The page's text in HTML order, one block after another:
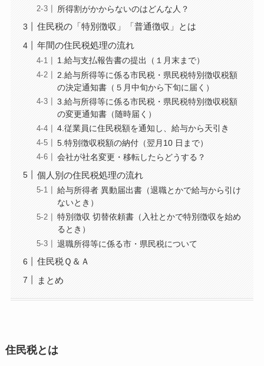
所得割がかからないのはどんな人？
住民税の「特別徴収」「普通徴収」とは
年間の住民税処理の流れ
1.給与支払報告書の提出（１月末まで）
2.給与所得等に係る市民税・県民税特別徴収税額
の決定通知書（５月中旬から下旬に届く）
3.給与所得等に係る市民税・県民税特別徴収税額
の変更通知書（随時届く）
4.従業員に住民税額を通知し、給与から天引き
5.特別徴収税額の納付（翌月10 日まで）
会社が社名変更・移転したらどうする？
個人別の住民税処理の流れ
給与所得者 異動届出書（退職とかで給与から引け
ないとき）
特別徴収 切替依頼書（入社とかで特別徴収を始め
るとき）
退職所得等に係る市・県民税について
住民税Ｑ＆Ａ
まとめ
住民税とは